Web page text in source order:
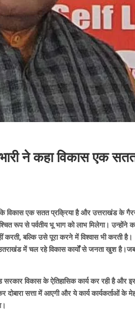
ने कहा विकास एक
कि विकास एक सतत प्रक्रिया है और उत्तराखंड के
रूप से पर्वतीय भू भाग को लाभ मिलेगा। उन्होंने
करती, बल्कि उसे पूरा करने में विश्वास भी करती है।
में चल रहे विकास कार्यों से जनता खुश है।जब
सरकार विकास के ऐतिहासिक कार्य कर रही है और
दोबारा सत्ता में आएगी और ये कार्य कार्यकर्ताओं के